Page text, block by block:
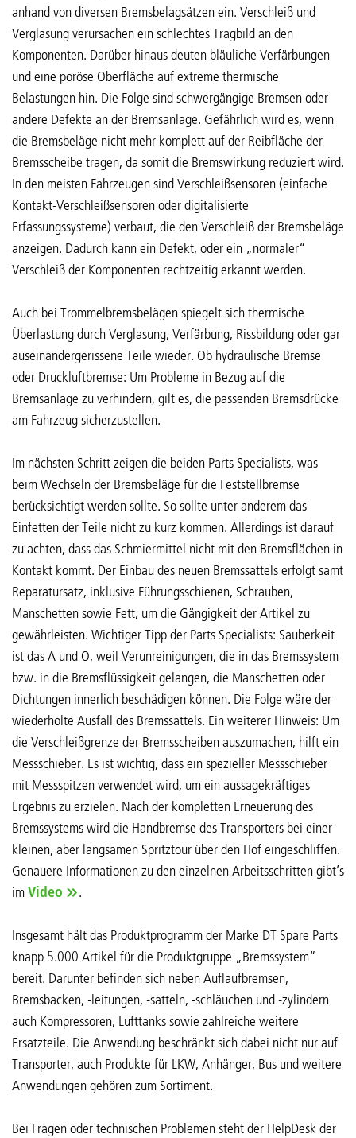
anhand von diversen Bremsbelagsätzen ein. Verschleiß und
Verglasung verursachen ein schlechtes Tragbild an den
Komponenten. Darüber hinaus deuten bläuliche Verfärbungen
und eine poröse Oberfläche auf extreme thermische
Belastungen hin. Die Folge sind schwergängige Bremsen oder
andere Defekte an der Bremsanlage. Gefährlich wird es, wenn
die Bremsbeläge nicht mehr komplett auf der Reibfläche der
Bremsscheibe tragen, da somit die Bremswirkung reduziert wird.
In den meisten Fahrzeugen sind Verschleißsensoren (einfache
Kontakt-Verschleißsensoren oder digitalisierte
Erfassungssysteme) verbaut, die den Verschleiß der Bremsbeläge
anzeigen. Dadurch kann ein Defekt, oder ein „normaler“
Verschleiß der Komponenten rechtzeitig erkannt werden.
Auch bei Trommelbremsbelägen spiegelt sich thermische
Überlastung durch Verglasung, Verfärbung, Rissbildung oder gar
auseinandergerissene Teile wieder. Ob hydraulische Bremse
oder Druckluftbremse: Um Probleme in Bezug auf die
Bremsanlage zu verhindern, gilt es, die passenden Bremsdrücke
am Fahrzeug sicherzustellen.
Im nächsten Schritt zeigen die beiden Parts Specialists, was
beim Wechseln der Bremsbeläge für die Feststellbremse
berücksichtigt werden sollte. So sollte unter anderem das
Einfetten der Teile nicht zu kurz kommen. Allerdings ist darauf
zu achten, dass das Schmiermittel nicht mit den Bremsflächen in
Kontakt kommt. Der Einbau des neuen Bremssattels erfolgt samt
Reparatursatz, inklusive Führungsschienen, Schrauben,
Manschetten sowie Fett, um die Gängigkeit der Artikel zu
gewährleisten. Wichtiger Tipp der Parts Specialists: Sauberkeit
ist das A und O, weil Verunreinigungen, die in das Bremssystem
bzw. in die Bremsflüssigkeit gelangen, die Manschetten oder
Dichtungen innerlich beschädigen können. Die Folge wäre der
wiederholte Ausfall des Bremssattels. Ein weiterer Hinweis: Um
die Verschleißgrenze der Bremsscheiben auszumachen, hilft ein
Messschieber. Es ist wichtig, dass ein spezieller Messschieber
mit Messspitzen verwendet wird, um ein aussagekräftiges
Ergebnis zu erzielen. Nach der kompletten Erneuerung des
Bremssystems wird die Handbremse des Transporters bei einer
kleinen, aber langsamen Spritztour über den Hof eingeschliffen.
Genauere Informationen zu den einzelnen Arbeitsschritten gibt’s
imVideo .
Insgesamt hält das Produktprogramm der Marke DT Spare Parts
knapp 5.000 Artikel für die Produktgruppe „Bremssystem“
bereit. Darunter befinden sich neben Auflaufbremsen,
Bremsbacken, -leitungen, -satteln, -schläuchen und -zylindern
auch Kompressoren, Lufttanks sowie zahlreiche weitere
Ersatzteile. Die Anwendung beschränkt sich dabei nicht nur auf
Transporter, auch Produkte für LKW, Anhänger, Bus und weitere
Anwendungen gehören zum Sortiment.
Bei Fragen oder technischen Problemen steht der HelpDesk der